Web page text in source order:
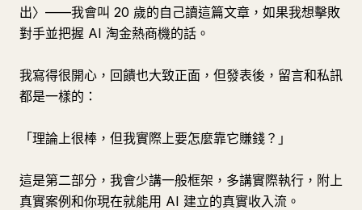
出〉——我會叫 20 歲的自己讀這篇文章，如果我想擊敗
對手並把握 AI 淘金熱商機的話。
我寫得很開心，回饋也大致正面，但發表後，留言和私訊
都是一樣的：
「理論上很棒，但我實際上要怎麼靠它賺錢？」
這是第二部分，我會少講一般框架，多講實際執行，附上
真實案例和你現在就能用 AI 建立的真實收入流。